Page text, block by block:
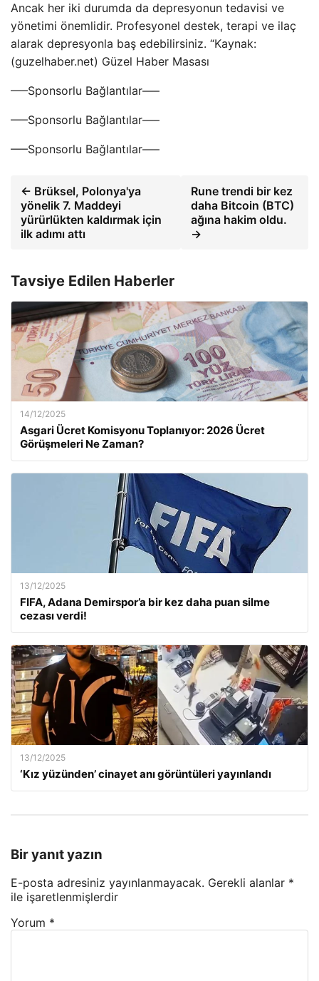
Ancak her iki durumda da depresyonun tedavisi ve
yönetimi önemlidir. Profesyonel destek, terapi ve ilaç
alarak depresyonla baş edebilirsiniz. “Kaynak:
(guzelhaber.net) Güzel Haber Masası
—–Sponsorlu Bağlantılar—–
—–Sponsorlu Bağlantılar—–
—–Sponsorlu Bağlantılar—–
← Brüksel, Polonya'ya
yönelik 7. Maddeyi
yürürlükten kaldırmak için
ilk adımı attı
Rune trendi bir kez
daha Bitcoin (BTC)
ağına hakim oldu.
→
Tavsiye Edilen Haberler
14/12/2025
Asgari Ücret Komisyonu Toplanıyor: 2026 Ücret
Görüşmeleri Ne Zaman?
13/12/2025
FIFA, Adana Demirspor’a bir kez daha puan silme
cezası verdi!
13/12/2025
‘Kız yüzünden’ cinayet anı görüntüleri yayınlandı
Bir yanıt yazın
E-posta adresiniz yayınlanmayacak. Gerekli alanlar *
ile işaretlenmişlerdir
Yorum *